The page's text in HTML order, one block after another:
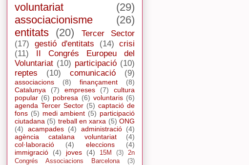
voluntariat
(29)
associacionisme
(26)
entitats (20)
Tercer Sector
(17)
gestió d'entitats (14) crisi
(11)
II Congrés Europeu del
Voluntariat (10) participació (10)
reptes
(10) comunicació (9)
associacions (8) finançament
(8)
Catalunya
(7) empreses (7)
cultura
popular (6) pobresa (6) voluntaris (6)
agenda Tercer Sector (5) captació de
fons (5) medi ambient (5) participació
ciutadana (5) treball en xarxa (5) ONG
(4)
acampades (4) administració (4)
agència catalana voluntariat
(4)
col·laboració
(4) eleccions
(4)
immigració
(4) joves (4) 15M (3)
2n
Congrés Associacions Barcelona
(3)